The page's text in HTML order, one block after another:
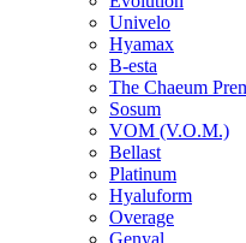
Univelo
Hyamax
B-esta
The Chaeum
Sosum
VOM (V.O.M.)
Bellast
Platinum
Hyaluform
Overage
Genyal